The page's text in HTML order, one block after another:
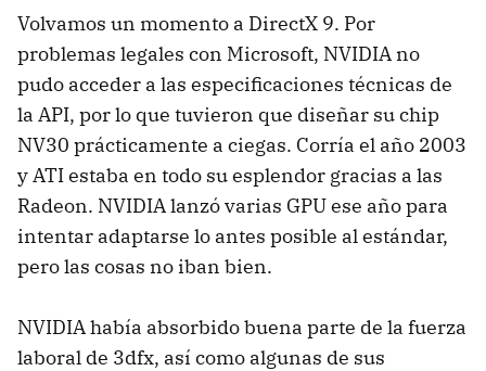
Volvamos un momento a DirectX 9. Por
problemas legales con Microsoft, NVIDIA no
pudo acceder a las especificaciones técnicas de
la API, por lo que tuvieron que diseñar su chip
NV30 prácticamente a ciegas. Corría el año 2003
y ATI estaba en todo su esplendor gracias a las
Radeon. NVIDIA lanzó varias GPU ese año para
intentar adaptarse lo antes posible al estándar,
pero las cosas no iban bien.
NVIDIA había absorbido buena parte de la fuerza
laboral de 3dfx, así como algunas de sus